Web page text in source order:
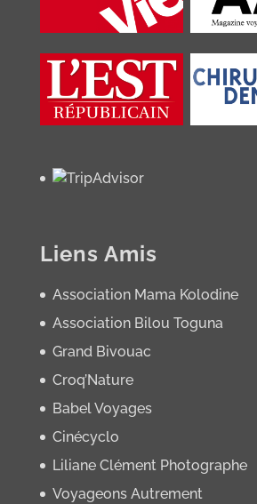
Liens Amis
Association Mama Kolodine
Association Bilou Toguna
Grand Bivouac
Croq’Nature
Babel Voyages
Cinécyclo
Liliane Clément Photographe
Voyageons Autrement